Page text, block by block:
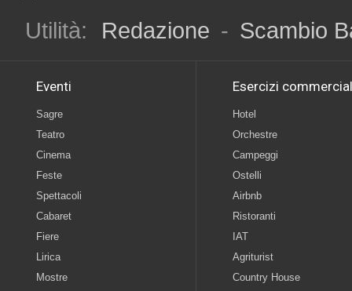
Utilità:
Redazione - Scambio
Eventi
Sagre
Teatro
Cinema
Feste
Spettacoli
Cabaret
Fiere
Lirica
Mostre
Esercizi
Hotel
Orchestre
Campeggi
Ostelli
Airbnb
Ristoranti
IAT
Agriturist
Country House